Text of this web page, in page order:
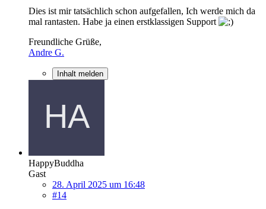
Dies ist mir tatsächlich schon aufgefallen, Ich werde mich da
mal rantasten. Habe ja einen erstklassigen Support
Freundliche Grüße,
Andre G.
Inhalt melden
HappyBuddha
Gast
28. April 2025 um 16:48
#14